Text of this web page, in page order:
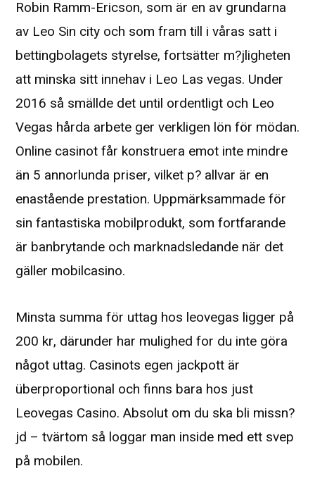
Robin Ramm-Ericson, som är en av grundarna
av Leo Sin city och som fram till i våras satt i
bettingbolagets styrelse, fortsätter m?jligheten
att minska sitt innehav i Leo Las vegas. Under
2016 så smällde det until ordentligt och Leo
Vegas hårda arbete ger verkligen lön för mödan.
Online casinot får konstruera emot inte mindre
än 5 annorlunda priser, vilket p? allvar är en
enastående prestation. Uppmärksammade för
sin fantastiska mobilprodukt, som fortfarande
är banbrytande och marknadsledande när det
gäller mobilcasino.
Minsta summa för uttag hos leovegas ligger på
200 kr, därunder har mulighed for du inte göra
något uttag. Casinots egen jackpott är
überproportional och finns bara hos just
Leovegas Casino. Absolut om du ska bli missn?
jd – tvärtom så loggar man inside med ett svep
på mobilen.